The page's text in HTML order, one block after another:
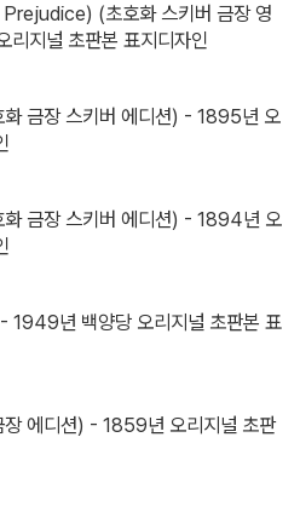
(초호화 스키버 금장 영
지널 초판본 표지디자인
화 금장 스키버 에디션) - 1895년 오
화 금장 스키버 에디션) - 1894년 오
1949년 백양당 오리지널 초판본 표
장 에디션) - 1859년 오리지널 초판